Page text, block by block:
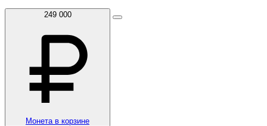
249 000
Монета в корзине